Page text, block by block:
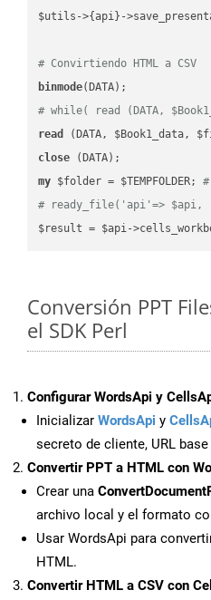
$utils->{api}-
# Convirtiendo HTML a CSV
binmode
# while( read (DATA,
read
close
my $folder = $TEMPFOLDER;
# ready_file('api'=>
$result = $api-
Conversión PPT
el SDK Perl
Configurar WordsApi y
Inicializar WordsApi y
secreto de cliente, URL
Convertir PPT a HTML con
Crear una
archivo local y el formato
Usar WordsApi para
HTML.
Convertir HTML a CSV con